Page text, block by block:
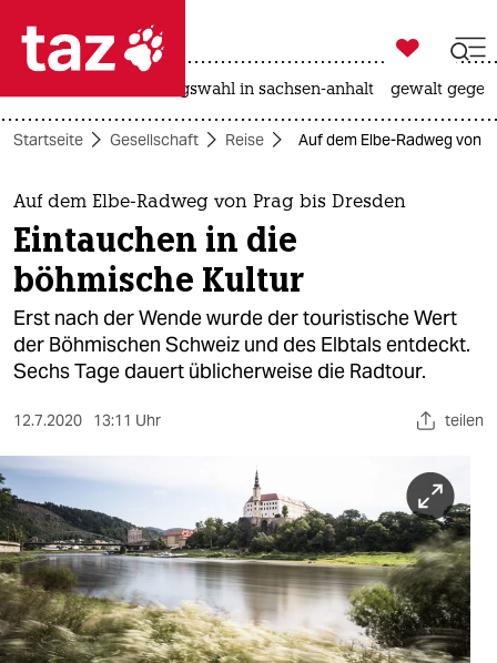
 taz zahl ich
taz zahl ich
themen
politik
öko
gesellschaft
sport
berlin
nord
wahrheit
verlag

taz zahl ich
landtagswahl in sachsen-anhalt gewalt
Startseite Gesellschaft Reise Auf dem Elbe-Radweg von
Auf dem Elbe-Radweg von Prag bis Dresden
Eintauchen in die
böhmische Kultur
Erst nach der Wende wurde der touristische Wert
der Böhmischen Schweiz und des Elbtals entdeckt.
Sechs Tage dauert üblicherweise die Radtour.
12.7.2020 13:11 Uhr teilen